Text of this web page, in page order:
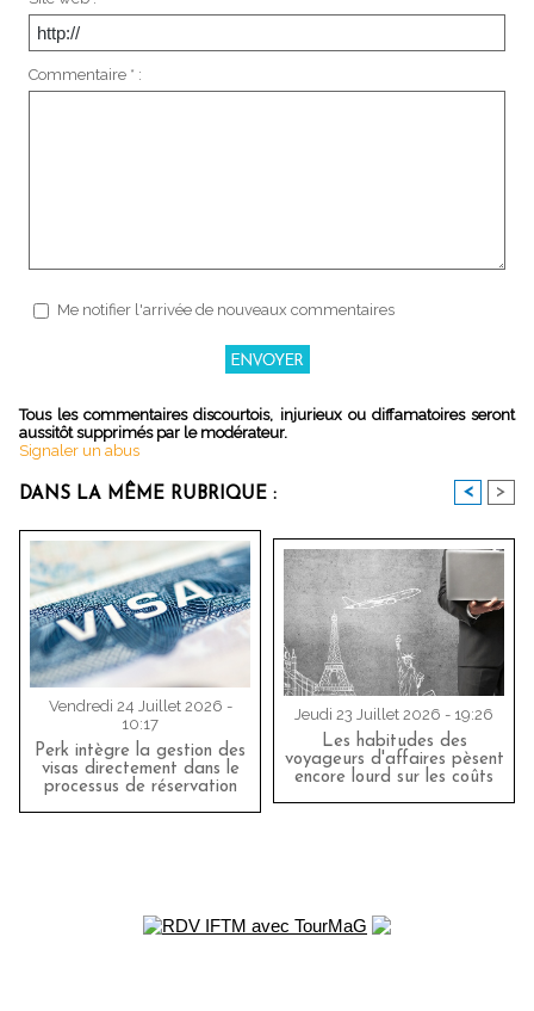
Commentaire * :
Me notifier l'arrivée de nouveaux commentaires
Tous les commentaires discourtois, injurieux ou diffamatoires seront
aussitôt supprimés par le modérateur.
Signaler un abus
DANS LA MÊME RUBRIQUE : < >
Vendredi 24 Juillet 2026 -
10:17
Perk intègre la gestion des
visas directement dans le
processus de réservation
Jeudi 23 Juillet 2026 - 19:26
Les habitudes des
voyageurs d'affaires pèsent
encore lourd sur les coûts